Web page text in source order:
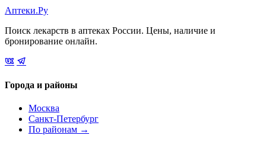
Аптеки.Ру
Поиск лекарств в аптеках России. Цены, наличие и
бронирование онлайн.
Города и районы
Москва
Санкт-Петербург
По районам →